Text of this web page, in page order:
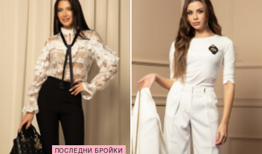
ПОСЛЕДНИ БРОЙКИ